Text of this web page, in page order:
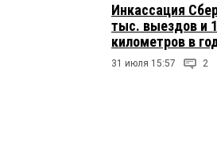
Инкассация
тыс. выездов и
километров в
31 июля 15:57 2